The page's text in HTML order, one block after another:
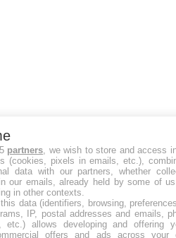
partners , we wish to store and access
(cookies, pixels in emails, etc.),
data with our partners, whether
our emails, already held by some of
in other contexts.
data (identifiers, browsing,
IP, postal addresses and emails,
etc.) allows developing and offering
offers and ads across your